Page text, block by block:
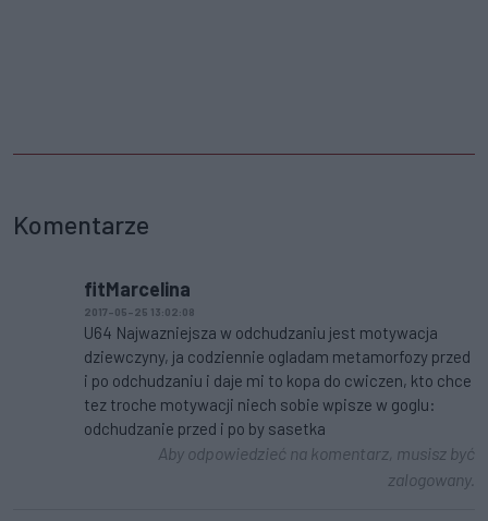
Komentarze
fitMarcelina
2017-05-25 13:02:08
U64 Najwazniejsza w odchudzaniu jest motywacja
dziewczyny, ja codziennie ogladam metamorfozy przed
i po odchudzaniu i daje mi to kopa do cwiczen, kto chce
tez troche motywacji niech sobie wpisze w goglu:
odchudzanie przed i po by sasetka
Aby odpowiedzieć na komentarz, musisz być
zalogowany.